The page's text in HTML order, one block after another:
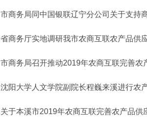
市商务局同中国银联辽宁分公司关于支持
省商务厅实地调研我市农商互联农产品供
市商务局召开推动2019年农商互联完善农
沈阳大学人文学院副院长程巍来溪进行农
关于本溪市2019年农商互联完善农产品供